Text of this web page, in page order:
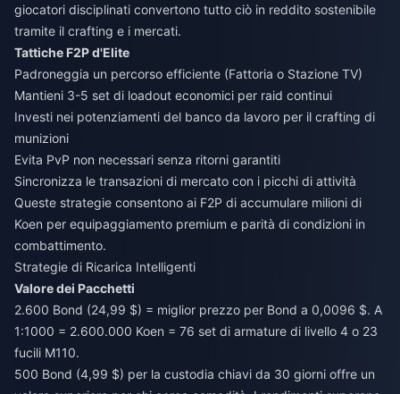
giocatori disciplinati convertono tutto ciò in reddito sostenibile
tramite il crafting e i mercati.
Tattiche F2P d'Elite
Padroneggia un percorso efficiente (Fattoria o Stazione TV)
Mantieni 3-5 set di loadout economici per raid continui
Investi nei potenziamenti del banco da lavoro per il crafting di
munizioni
Evita PvP non necessari senza ritorni garantiti
Sincronizza le transazioni di mercato con i picchi di attività
Queste strategie consentono ai F2P di accumulare milioni di
Koen per equipaggiamento premium e parità di condizioni in
combattimento.
Strategie di Ricarica Intelligenti
Valore dei Pacchetti
2.600 Bond (24,99 $) = miglior prezzo per Bond a 0,0096 $. A
1:1000 = 2.600.000 Koen = 76 set di armature di livello 4 o 23
fucili M110.
500 Bond (4,99 $) per la custodia chiavi da 30 giorni offre un